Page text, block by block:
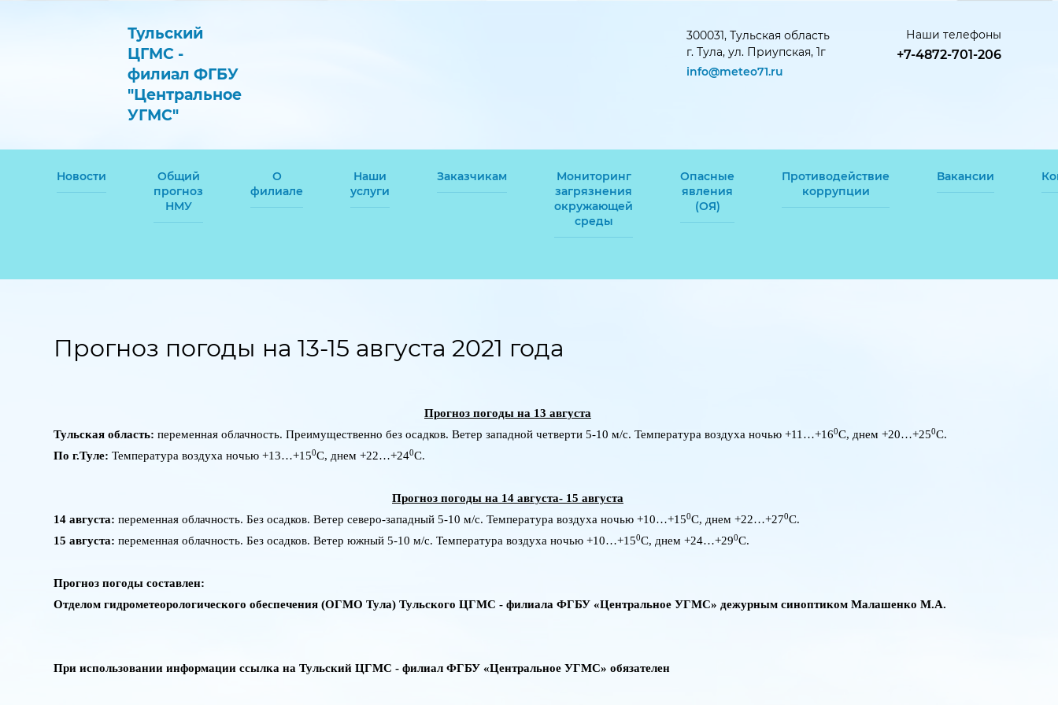
Тульский
ЦГМС -
филиал ФГБУ
"Центральное
УГМС"
300031, Тульская область
г. Тула, ул. Приупская, 1г
info@meteo71.ru
Наши телефоны
+7-4872-701-206
Новости
Общий
прогноз
НМУ
О
филиале
Наши
услуги
Заказчикам
Мониторинг
загрязнения
окружающей
среды
Опасные
явления
(ОЯ)
Противодействие
коррупции
Вакансии
Прогноз погоды на 13-15 августа 2021 года
Прогноз погоды на 13 августа
Тульская область: переменная облачность. Преимущественно без осадков. Ветер западной четверти 5-10 м/с. Температура воздуха ночью +11…+160C, днем +20…+250C.
По г.Туле: Температура воздуха ночью +13…+150C, днем +22…+240C.
Прогноз погоды на 14 августа- 15 августа
14 августа: переменная облачность. Без осадков. Ветер северо-западный 5-10 м/с. Температура воздуха ночью +10…+150C, днем +22…+270C.
15 августа: переменная облачность. Без осадков. Ветер южный 5-10 м/с. Температура воздуха ночью +10…+150C, днем +24…+290C.
Прогноз погоды составлен:
Отделом гидрометеорологического обеспечения (ОГМО Тула) Тульского ЦГМС - филиала ФГБУ «Центральное УГМС» дежурным синоптиком Малашенко М.А.
При использовании информации ссылка на Тульский ЦГМС - филиал ФГБУ «Центральное УГМС» обязателен